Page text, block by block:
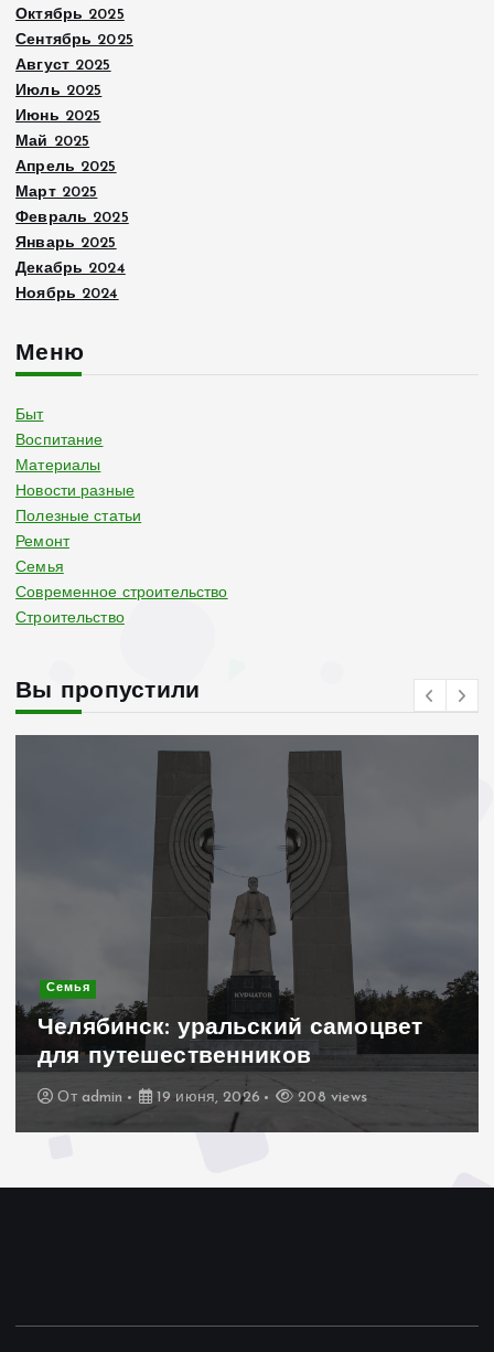
Октябрь 2025
Сентябрь 2025
Август 2025
Июль 2025
Июнь 2025
Май 2025
Апрель 2025
Март 2025
Февраль 2025
Январь 2025
Декабрь 2024
Ноябрь 2024
Меню
Быт
Воспитание
Материалы
Новости разные
Полезные статьи
Ремонт
Семья
Современное строительство
Строительство
Вы пропустили
Семья
Челябинск: уральский самоцвет
для путешественников
От admin 19 июня, 2026 208 views